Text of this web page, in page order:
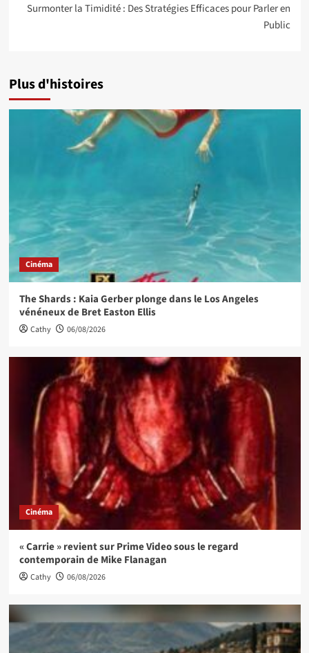
Surmonter la Timidité : Des Stratégies Efficaces pour Parler en
Public
Plus d'histoires
Cinéma
The Shards : Kaia Gerber plonge dans le Los Angeles
vénéneux de Bret Easton Ellis
Cathy 06/08/2026
Cinéma
« Carrie » revient sur Prime Video sous le regard
contemporain de Mike Flanagan
Cathy 06/08/2026